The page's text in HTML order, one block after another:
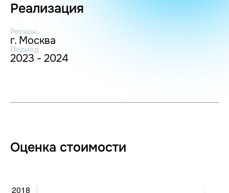
Реализация
Регион
г. Москва
Период
2023 - 2024
Оценка стоимости